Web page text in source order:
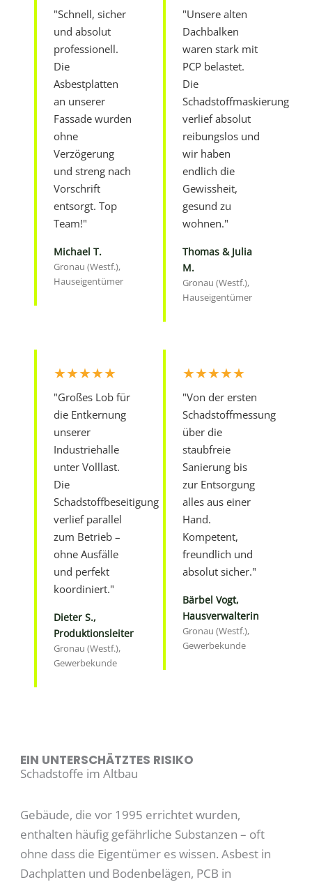
"Schnell, sicher
und absolut
professionell.
Die
Asbestplatten
an unserer
Fassade wurden
ohne
Verzögerung
und streng nach
Vorschrift
entsorgt. Top
Team!"
Michael T.
Gronau (Westf.),
Hauseigentümer
"Unsere alten
Dachbalken
waren stark mit
PCP belastet.
Die
Schadstoffmaskierung
verlief absolut
reibungslos und
wir haben
endlich die
Gewissheit,
gesund zu
wohnen."
Thomas & Julia
M.
Gronau (Westf.),
Hauseigentümer
★★★★★
"Großes Lob für
die Entkernung
unserer
Industriehalle
unter Volllast.
Die
Schadstoffbeseitigung
verlief parallel
zum Betrieb –
ohne Ausfälle
und perfekt
koordiniert."
Dieter S.,
Produktionsleiter
Gronau (Westf.),
Gewerbekunde
★★★★★
"Von der ersten
Schadstoffmessung
über die
staubfreie
Sanierung bis
zur Entsorgung
alles aus einer
Hand.
Kompetent,
freundlich und
absolut sicher."
Bärbel Vogt,
Hausverwalterin
Gronau (Westf.),
Gewerbekunde
EIN UNTERSCHÄTZTES RISIKO
Schadstoffe im Altbau
Gebäude, die vor 1995 errichtet wurden,
enthalten häufig gefährliche Substanzen – oft
ohne dass die Eigentümer es wissen. Asbest in
Dachplatten und Bodenbelägen, PCB in